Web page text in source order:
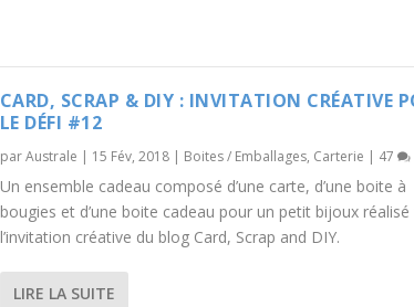
CARD, SCRAP & DIY : INVITATION CRÉATIVE
LE DÉFI #12
parAustrale | 15 Fév, 2018| Boites / Emballages, Carterie | 47
Un ensemble cadeau composé d’une carte, d’une boite à
bougies et d’une boite cadeau pour un petit bijoux
l’invitation créative du blog Card, Scrap and DIY.
LIRE LA SUITE